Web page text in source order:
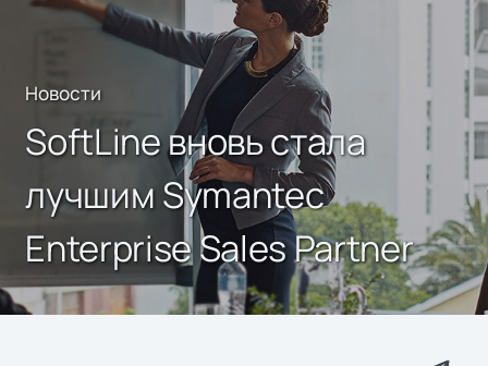
Новости
SoftLine вновь стала
лучшим Symantec
Enterprise Sales Partner